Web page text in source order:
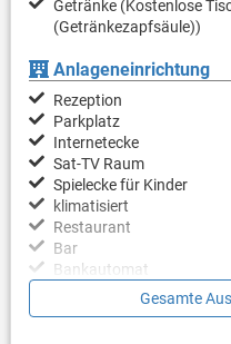
Getränke (Kostenlose
(Getränkezapfsäule))
Anlageneinrichtung
Rezeption
Parkplatz
Internetecke
Sat-TV Raum
Spielecke für Kinder
klimatisiert
Restaurant
Bar
Bankautomat
In der Nähe
Gesamte